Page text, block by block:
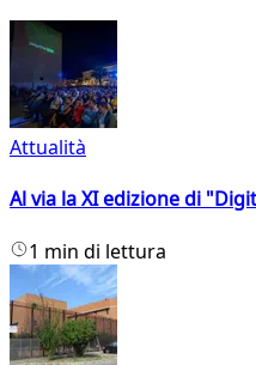
Attualità
Al via la XI edizione di
1 min di lettura